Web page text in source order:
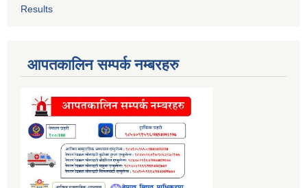
Results
आपतकालिन सम्पर्क नम्बरहरु